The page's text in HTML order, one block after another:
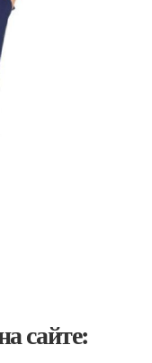
сайте: